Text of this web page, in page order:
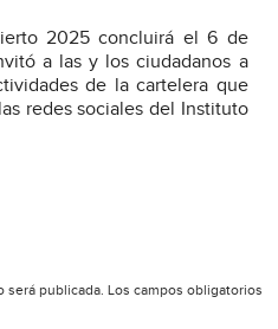
2025 concluirá el 6 de
a las y los ciudadanos a
de la cartelera que
redes sociales del Instituto
será publicada. Los campos obligatorios